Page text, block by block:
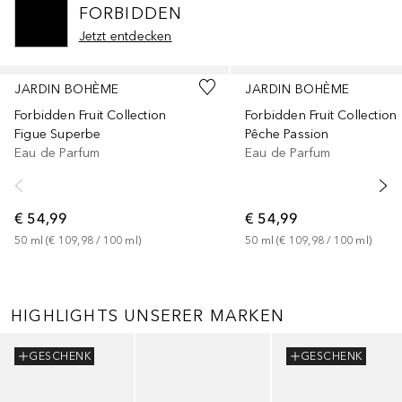
FORBIDDEN
Jetzt entdecken
JARDIN BOHÈME
Forbidden Fruit Collection
Figue Superbe
Eau de Parfum
€ 54,99
50 ml (€ 109,98 / 100 ml)
JARDIN BOHÈME
Forbidden Fruit Collection
Pêche Passion
Eau de Parfum
€ 54,99
50 ml (€ 109,98 / 100 ml)
HIGHLIGHTS UNSERER MARKEN
GESCHENK GESCHENK